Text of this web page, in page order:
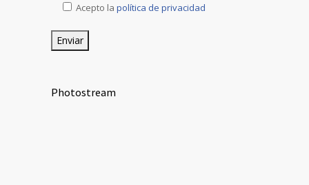
Acepto la política de privacidad
Photostream